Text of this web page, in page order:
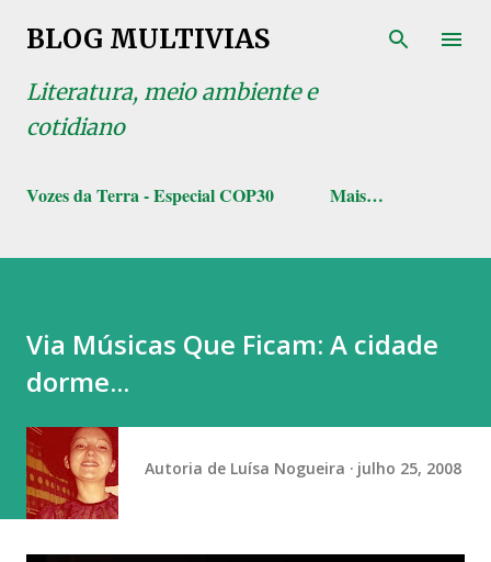
Pular para o conteúdo principal
BLOG MULTIVIAS
Literatura, meio ambiente e
cotidiano
Vozes da Terra - Especial COP30 Mais…
Via Músicas Que Ficam: A cidade
dorme...
Autoria de Luísa Nogueira julho 25, 2008